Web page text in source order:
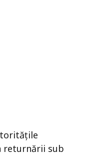
returnării sub